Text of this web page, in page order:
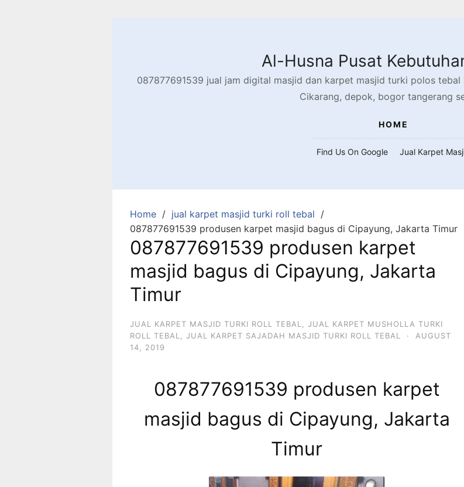
Al-Husna Pusat
087877691539 jual jam digital masjid dan karpet masjid turki polos
Cikarang, depok, bogor tangerang
HOME
Find Us On Google Jual Karpet
Home
jual karpet masjid turki roll tebal
087877691539 produsen karpet masjid bagus di Cipayung, Jakarta Timur
087877691539 produsen karpet
masjid bagus di Cipayung, Jakarta
Timur
JUAL KARPET MASJID TURKI ROLL TEBAL
JUAL KARPET MUSHOLLA TURKI
ROLL TEBAL
JUAL KARPET SAJADAH MASJID TURKI ROLL TEBAL ·
AUGUST
14, 2019
087877691539 produsen karpet
masjid bagus di Cipayung, Jakarta
Timur